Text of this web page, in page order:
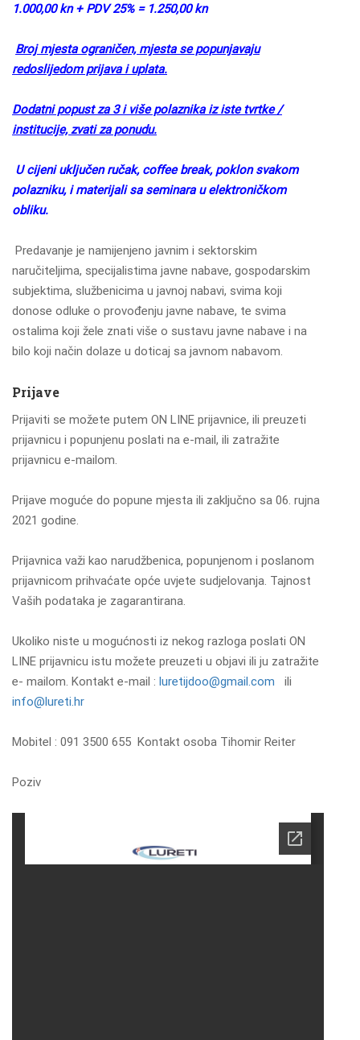
1.000,00 kn + PDV 25% = 1.250,00 kn
Broj mjesta ograničen, mjesta se popunjavaju
redoslijedom prijava i uplata.
Dodatni popust za 3 i više polaznika iz iste tvrtke /
institucije, zvati za ponudu.
U cijeni uključen ručak, coffee break, poklon svakom
polazniku, i materijali sa seminara u elektroničkom
obliku.
Predavanje je namijenjeno javnim i sektorskim
naručiteljima, specijalistima javne nabave, gospodarskim
subjektima, službenicima u javnoj nabavi, svima koji
donose odluke o provođenju javne nabave, te svima
ostalima koji žele znati više o sustavu javne nabave i na
bilo koji način dolaze u doticaj sa javnom nabavom.
Prijave
Prijaviti se možete putem ON LINE prijavnice, ili preuzeti
prijavnicu i popunjenu poslati na e-mail, ili zatražite
prijavnicu e-mailom.
Prijave moguće do popune mjesta ili zaključno sa 06. rujna
2021 godine.
Prijavnica važi kao narudžbenica, popunjenom i poslanom
prijavnicom prihvaćate opće uvjete sudjelovanja. Tajnost
Vaših podataka je zagarantirana.
Ukoliko niste u mogućnosti iz nekog razloga poslati ON
LINE prijavnicu istu možete preuzeti u objavi ili ju zatražite
e- mailom. Kontakt e-mail : luretijdoo@gmail.com ili
info@lureti.hr
Mobitel : 091 3500 655 Kontakt osoba Tihomir Reiter
Poziv